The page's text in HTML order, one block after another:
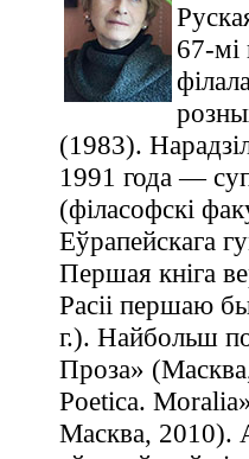
67-мі
(1983).
1991 года —
(філасофскі
Еўрапейскага
Першая кніга
Расіі першаю
г.). Найбольш
Проза»
Poetica.
Масква, 2010).